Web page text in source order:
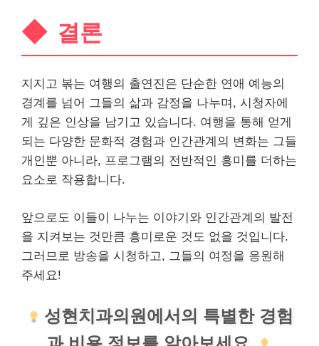
결론
지지고 볶는 여행의 출연진은 단순한 연애 예능의
경계를 넘어 그들의 삶과 감정을 나누며, 시청자에
게 깊은 인상을 남기고 있습니다. 여행을 통해 얻게
되는 다양한 문화적 경험과 인간관계의 변화는 그들
개인뿐 아니라, 프로그램의 전반적인 흥미를 더하는
요소로 작용합니다.
앞으로도 이들이 나누는 이야기와 인간관계의 발전
을 지켜보는 것만큼 흥미로운 것도 없을 것입니다.
그러므로 방송을 시청하고, 그들의 여정을 응원해
주세요!
성현치과의원에서의 특별한 경험